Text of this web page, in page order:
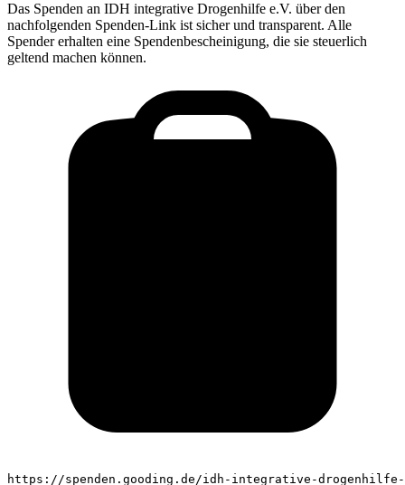
Das Spenden an IDH integrative Drogenhilfe e.V. über den
nachfolgenden Spenden-Link ist sicher und transparent. Alle
Spender erhalten eine Spendenbescheinigung, die sie steuerlich
geltend machen können.
https://spenden.gooding.de/idh-integrative-drogenhilfe-